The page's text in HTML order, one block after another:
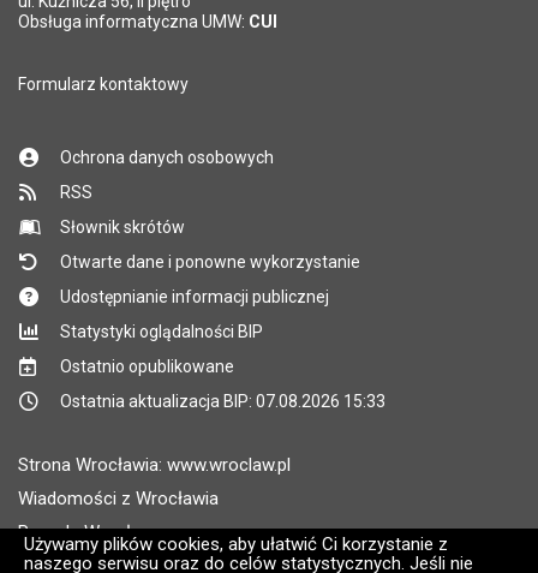
Używamy plików cookies, aby ułatwić Ci korzystanie z
naszego serwisu oraz do celów statystycznych. Jeśli nie
Pole wymagane
Obsługa informatyczna UMW: CUI
Formularz kontaktowy
Ochrona danych osobowych
RSS
Słownik skrótów
Otwarte dane i ponowne wykorzystanie
Udostępnianie informacji publicznej
Statystyki oglądalności BIP
Ostatnio opublikowane
Ostatnia aktualizacja BIP: 07.08.2026 15:33
Strona Wrocławia: www.wroclaw.pl
Wiadomości z Wrocławia
Pogoda Wrocław
Rozkłady jazdy MPK Wrocław